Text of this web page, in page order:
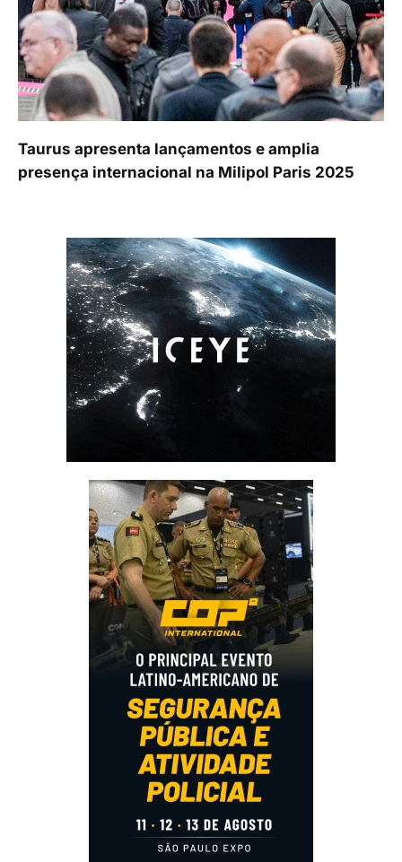
Taurus apresenta lançamentos e amplia
presença internacional na Milipol Paris 2025